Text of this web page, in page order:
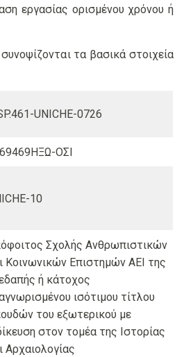
εργασίας ορισμένου χρόνου ή
τα βασικά στοιχεία
UNICHE-0726
ΟΣΙ
10
Σχολής Ανθρωπιστικών
Κοινωνικών Επιστημών ΑΕΙ της
ή κάτοχος
ισότιμου τίτλου
του εξωτερικού με
στον τομέα της Ιστορίας
Αρχαιολογίας